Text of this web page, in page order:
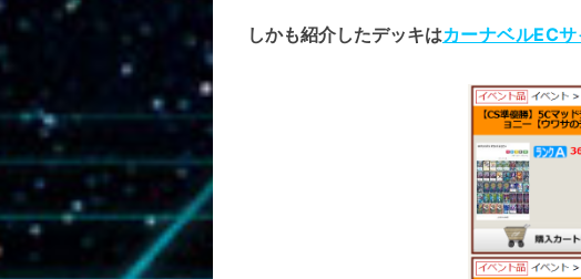
しかも紹介したデッキはカーナベルECサ